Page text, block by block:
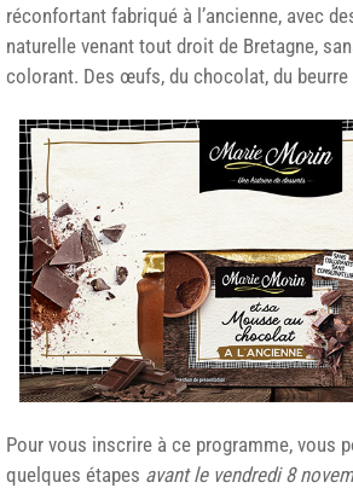
réconfortant fabriqué à l’ancienne, avec
naturelle venant tout droit de Bretagne,
colorant. Des œufs, du chocolat, du beurre
Pour vous inscrire à ce programme, vous
quelques étapes avant le vendredi 8